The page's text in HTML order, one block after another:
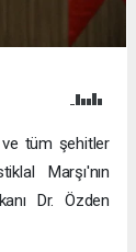
tüm şehitler
Marşı'nın
Dr. Özden